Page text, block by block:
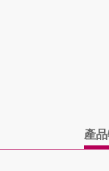
產